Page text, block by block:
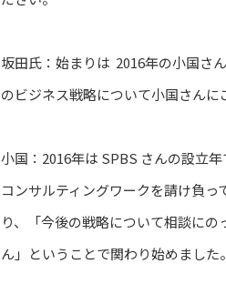
坂田氏：始まりは 2016年の小国さ
のビジネス戦略について小国さんに
小国：2016年は SPBS さんの設立
コンサルティングワークを請け負
り、「今後の戦略について相談に
ん」ということで関わり始めました。